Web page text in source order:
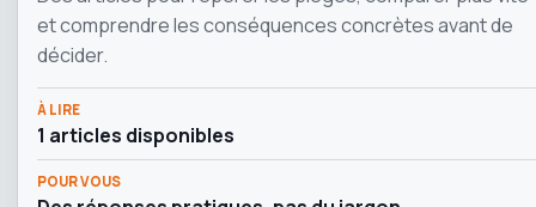
et comprendre les conséquences concrètes avant de
décider.
À LIRE
1 articles disponibles
POUR VOUS